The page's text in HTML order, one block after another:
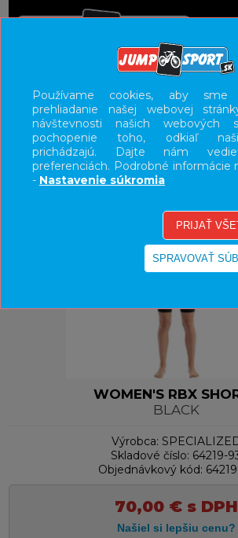
UŽÍVATEĽSKÝ PANEL
KATEGÓRIE
HLAVNÉ MENU
WOMEN'S RBX
BLACK
Výrobca:
Skladové číslo: 64219-
Objednávkový kód:
70,00 €s DPH
Používame cookies, aby
prehliadanie našej webovej
návštevnosti našich webových
pochopenie toho, odkiaľ
prichádzajú. Dajte nám
preferenciách. Podrobné informácie
- Nastavenie súkromia